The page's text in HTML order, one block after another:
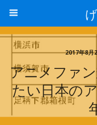
2017年8
アニメファ
たい日本の